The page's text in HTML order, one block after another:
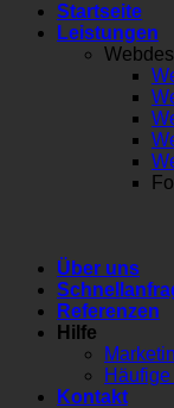
Startseite
Leistungen
Über uns
Referenzen
Hilfe
Kontakt